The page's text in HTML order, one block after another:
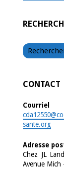
CONTACT
Courriel
sante.org
Adresse
Chez JL
Avenue Mich